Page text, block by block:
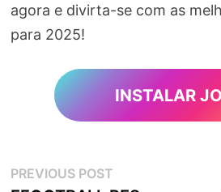
agora e divirta-se com as
para 2025!
INSTALAR
Navegação
PREVIOUS POSTPrevious